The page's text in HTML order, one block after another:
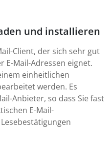
und installieren
Client, der sich sehr gut
Mail-Adressen eignet.
einheitlichen
werden. Es
Anbieter, so dass Sie fast
E-Mail-